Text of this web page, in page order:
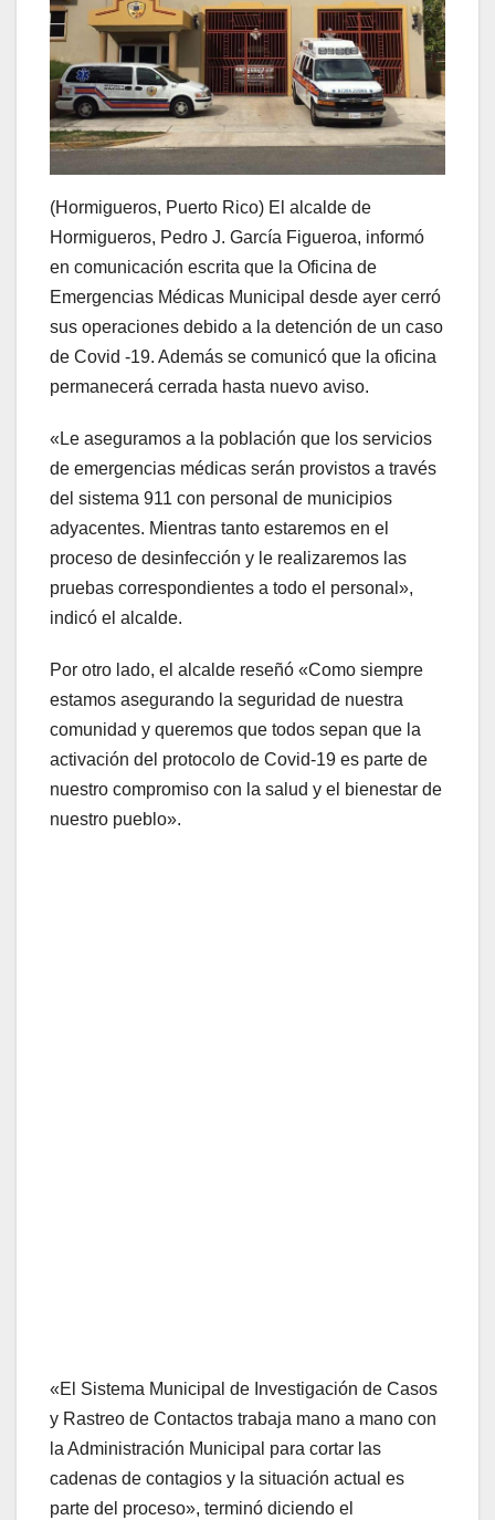
(Hormigueros, Puerto Rico) El alcalde de
Hormigueros, Pedro J. García Figueroa, informó
en comunicación escrita que la Oficina de
Emergencias Médicas Municipal desde ayer cerró
sus operaciones debido a la detención de un caso
de Covid -19. Además se comunicó que la oficina
permanecerá cerrada hasta nuevo aviso.
«Le aseguramos a la población que los servicios
de emergencias médicas serán provistos a través
del sistema 911 con personal de municipios
adyacentes. Mientras tanto estaremos en el
proceso de desinfección y le realizaremos las
pruebas correspondientes a todo el personal»,
indicó el alcalde.
Por otro lado, el alcalde reseñó «Como siempre
estamos asegurando la seguridad de nuestra
comunidad y queremos que todos sepan que la
activación del protocolo de Covid-19 es parte de
nuestro compromiso con la salud y el bienestar de
nuestro pueblo».
«El Sistema Municipal de Investigación de Casos
y Rastreo de Contactos trabaja mano a mano con
la Administración Municipal para cortar las
cadenas de contagios y la situación actual es
parte del proceso», terminó diciendo el